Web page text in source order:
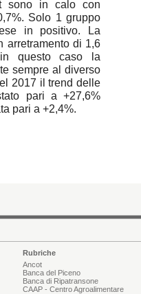
sono in calo con
Solo 1 gruppo
in positivo. La
arretramento di 1,6
questo caso la
sempre al diverso
2017 il trend delle
pari a +27,6%
pari a +2,4%.
Rubriche
Ancot
Banca del Piceno
Banca di Ripatransone
CAAP - Centro Agroalimentare